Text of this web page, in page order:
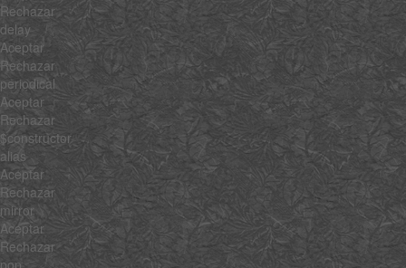
Rechazar
delay
Aceptar
Rechazar
periodical
Aceptar
Rechazar
$constructor
alias
Aceptar
Rechazar
mirror
Aceptar
Rechazar